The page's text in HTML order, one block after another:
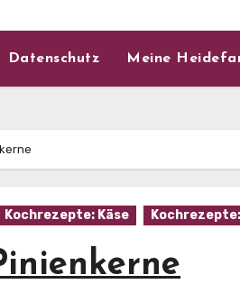
Datenschutz Meine
Kochrezepte: Käse